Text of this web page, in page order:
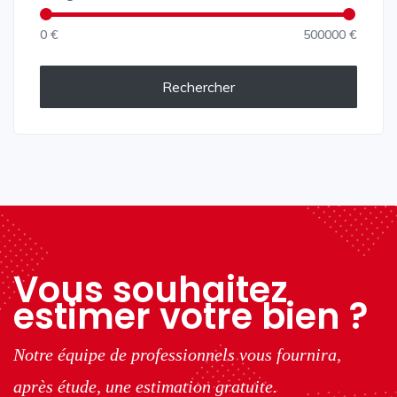
0 € 500000 €
Rechercher
Vous souhaitez
estimer votre bien ?
Notre équipe de professionnels vous fournira,
après étude, une estimation gratuite.